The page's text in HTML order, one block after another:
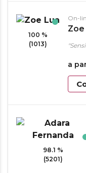
100 %
(1013)
On-
Zoe
a
98.1 %
(5201)